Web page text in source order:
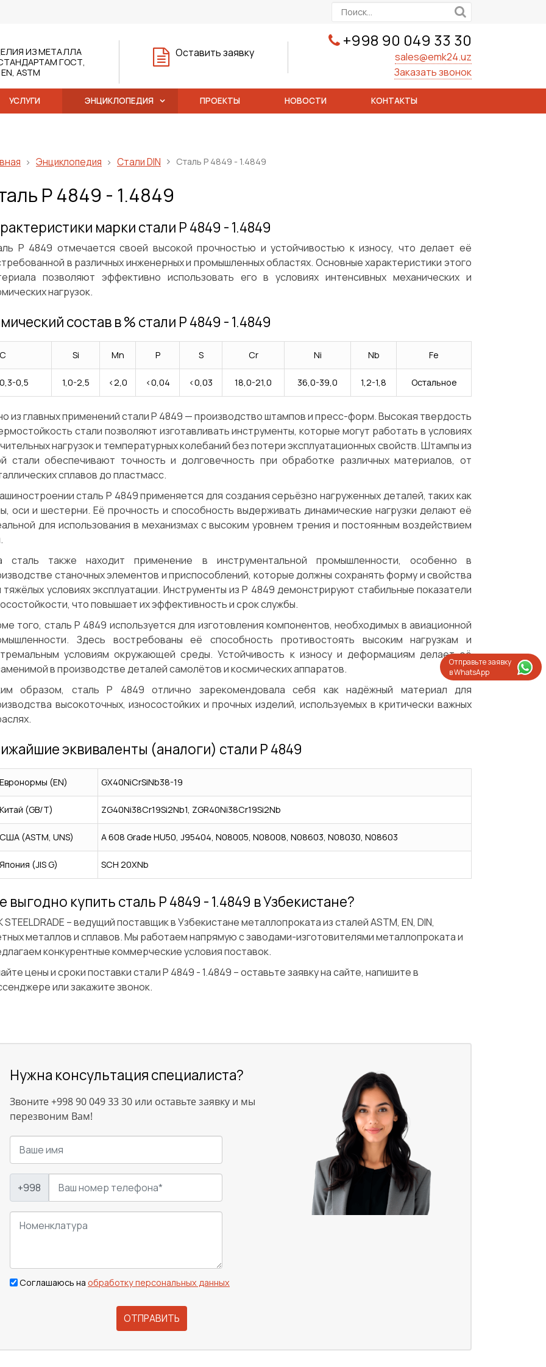
Отправьте заявку
в WhatsApp
+998 90 049 33 30
sales@emk24.uz
Заказать звонок
Оставить заявку
ИЗ МЕТАЛЛА
ГОСТ,
ASTM
УСЛУГИ ЭНЦИКЛОПЕДИЯ ПРОЕКТЫ НОВОСТИ КОНТАКТЫ
Энциклопедия Стали DIN Сталь P 4849 - 1.4849
P 4849 - 1.4849
марки стали P 4849 - 1.4849
P 4849 отмечается своей высокой прочностью и устойчивостью к износу, что делает её
в различных инженерных и промышленных областях. Основные характеристики этого
позволяют эффективно использовать его в условиях интенсивных механических и
нагрузок.
состав в % стали P 4849 - 1.4849
C Si Mn P S Cr Ni Nb Fe
0,3-0,5 1,0-2,5 <2,0 <0,04 <0,03 18,0-21,0 36,0-39,0 1,2-1,8 Остальное
из главных применений стали P 4849 — производство штампов и пресс-форм. Высокая твердость
стали позволяют изготавливать инструменты, которые могут работать в условиях
нагрузок и температурных колебаний без потери эксплуатационных свойств. Штампы из
стали обеспечивают точность и долговечность при обработке различных материалов, от
сплавов до пластмасс.
сталь P 4849 применяется для создания серьёзно нагруженных деталей, таких как
оси и шестерни. Её прочность и способность выдерживать динамические нагрузки делают её
для использования в механизмах с высоким уровнем трения и постоянным воздействием
сталь также находит применение в инструментальной промышленности, особенно в
станочных элементов и приспособлений, которые должны сохранять форму и свойства
тяжёлых условиях эксплуатации. Инструменты из P 4849 демонстрируют стабильные показатели
что повышает их эффективность и срок службы.
того, сталь P 4849 используется для изготовления компонентов, необходимых в авиационной
Здесь востребованы её способность противостоять высоким нагрузкам и
условиям окружающей среды. Устойчивость к износу и деформациям делает её
в производстве деталей самолётов и космических аппаратов.
образом, сталь P 4849 отлично зарекомендовала себя как надёжный материал для
высокоточных, износостойких и прочных изделий, используемых в критически важных
эквиваленты (аналоги) стали P 4849
Евронормы (EN) GX40NiCrSiNb38-19
Китай (GB/T) ZG40Ni38Cr19Si2Nb1, ZGR40Ni38Cr19Si2Nb
США (ASTM, UNS) A 608 Grade HU50, J95404, N08005, N08008, N08603, N08030, N08603
Япония (JIS G) SCH 20XNb
выгодно купить сталь P 4849 - 1.4849 в Узбекистане?
STEELDRADE – ведущий поставщик в Узбекистане металлопроката из сталей ASTM, EN, DIN,
металлов и сплавов. Мы работаем напрямую с заводами-изготовителями металлопроката и
конкурентные коммерческие условия поставок.
цены и сроки поставки стали P 4849 - 1.4849 – оставьте заявку на сайте, напишите в
или закажите звонок.
Нужна консультация специалиста?
Звоните +998 90 049 33 30 или оставьте заявку и мы
перезвоним Вам!
+998
Соглашаюсь на обработку персональных данных
ОТПРАВИТЬ